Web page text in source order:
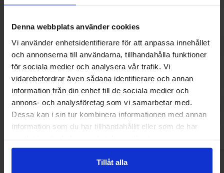
Denna webbplats använder cookies
Vi använder enhetsidentifierare för att anpassa innehållet
och annonserna till användarna, tillhandahålla funktioner
för sociala medier och analysera vår trafik. Vi
vidarebefordrar även sådana identifierare och annan
information från din enhet till de sociala medier och
annons- och analysföretag som vi samarbetar med.
Dessa kan i sin tur kombinera informationen med annan
information som du har tillhandahållit eller som de har
Tillåt alla
Servetter Barbie Fantasy 20-pack
39 kr 19.50 kr
Köp
Servetter Love
69 kr